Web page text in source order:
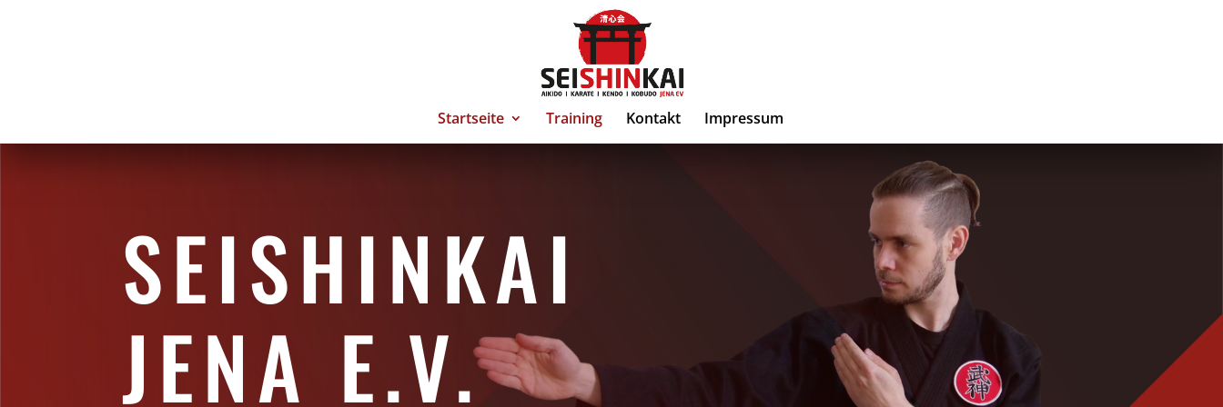
Startseite Training Kontakt Impressum
SEISHINKAI
JENA E.V.